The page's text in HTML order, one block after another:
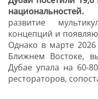
национальностей.
развитие
концепций и
Однако в марте
Ближнем Востоке,
Дубае упала на 60-
рестораторов,